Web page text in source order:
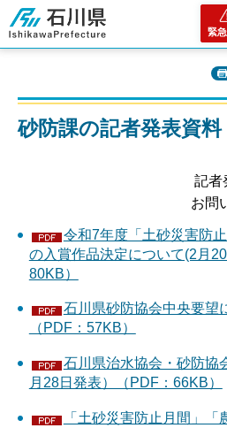
石川県
緊
砂防課の記者発表資料
記者
お問
令和7年度「土砂災害防
の入賞作品決定について(2月
80KB）
石川県砂防協会中央要望
（PDF：57KB）
石川県治水協会・砂防協
月28日発表）（PDF：66KB）
「土砂災害防止月間」